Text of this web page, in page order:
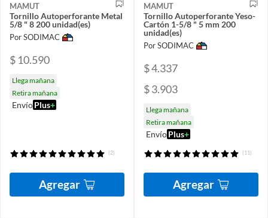
MAMUT
Tornillo Autoperforante Metal
5/8 " 8 200 unidad(es)
Por SODIMAC
$ 10.590
Llega mañana
Retira mañana
EnvíoPlus+
(2)
Agregar
MAMUT
Tornillo Autoperforante Yeso-
Cartón 1-5/8 " 5 mm 200
unidad(es)
Por SODIMAC
$ 4.337
$ 3.903
Llega mañana
Retira mañana
EnvíoPlus+
(11)
Agregar